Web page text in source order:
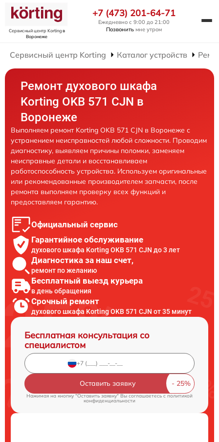
Сервисный центр Kortingв
Воронеже
+7 (473) 201-64-71
Ежедневно с 9:00 до 21:00
Позвонить мне утром
Сервисный центр Korting Каталог устройств
Ремонт духового шкафа
Korting OKB 571 CJN в
Воронеже
Выполняем ремонт Korting OKB 571 CJN в Воронеже с
устранением неисправностей любой сложности. Проводим
диагностику, выявляем причины поломки, заменяем
неисправные детали и восстанавливаем
работоспособность устройства. Используем оригинальные
или рекомендованные производителем запчасти, после
ремонта выполняем проверку всех функций и
предоставляем гарантию.
Официальный сервис
Гарантийное обслуживание
духового шкафа Korting OKB 571 CJN до 3 лет
Диагностика за наш счет,
ремонт по желанию
Бесплатный выезд курьера
в день обращения
Срочный ремонт
духового шкафа Korting OKB 571 CJN от 35 минут
Бесплатная консультация со
специалистом
Оставить заявку
Нажимая на кнопку "Оставить заявку" Вы соглашаетесь cполитикой
конфиденциальности